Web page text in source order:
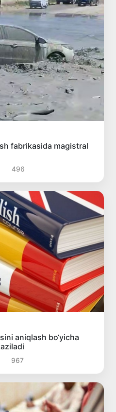
fabrikasida magistral
496
aniqlash bo‘yicha
967